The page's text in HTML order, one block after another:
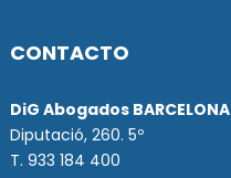
CONTACTO
DiG Abogados BARCELONA
Diputació, 260. 5º
T. 933 184 400